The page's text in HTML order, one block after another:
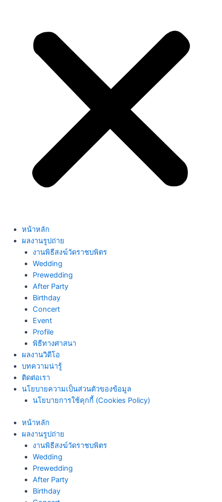
หน้าหลัก
ผลงานรูปถ่าย
งานพิธีสงฆ์วัดราชบพิตร
Wedding
Prewedding
After Party
Birthday
Concert
Event
Profile
พิธีทางศาสนา
ผลงานวิดีโอ
บทความน่ารู้
ติดต่อเรา
นโยบายความเป็นส่วนตัวของข้อมูล
นโยบายการใช้คุกกี้ (Cookies Policy)
หน้าหลัก
ผลงานรูปถ่าย
งานพิธีสงฆ์วัดราชบพิตร
Wedding
Prewedding
After Party
Birthday